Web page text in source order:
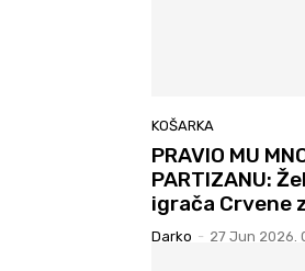
KOŠARKA
PRAVIO MU
PARTIZANU:
igrača Crvene
Darko - 27 Jun 2026.